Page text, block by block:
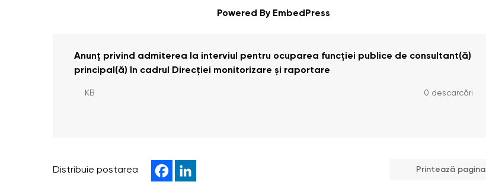
Powered By EmbedPress
Anunț privind admiterea la interviul pentru ocuparea funcției publice de consultant(ă)
principal(ă) în cadrul Direcției monitorizare și raportare
KB 0 descarcări
Distribuie postarea Printează pagina